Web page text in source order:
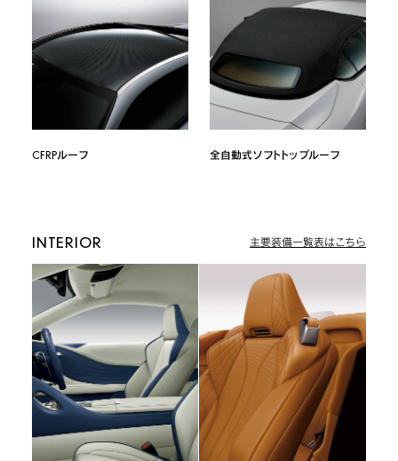
CFRPルーフ 全自動式ソフトトップルーフ
INTERIOR 主要装備一覧表はこちら